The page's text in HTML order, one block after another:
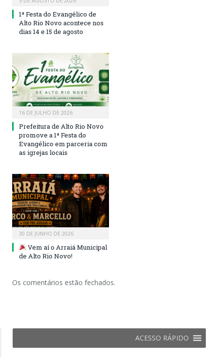
1ª Festa do Evangélico de
Alto Rio Novo acontece nos
dias 14 e 15 de agosto
16 DE JULHO DE 2026
Prefeitura de Alto Rio Novo
promove a 1ª Festa do
Evangélico em parceria com
as igrejas locais
30 DE JUNHO DE 2026
Vem aí o Arraiá Municipal
de Alto Rio Novo!
Os comentários estão fechados.
ACESSO RÁPIDO